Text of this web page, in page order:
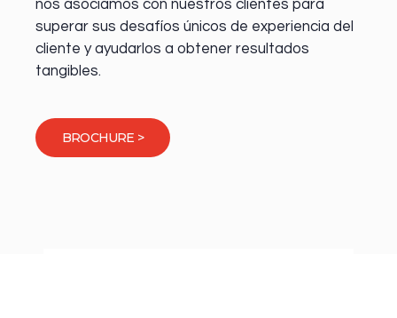
nos asociamos con nuestros clientes para
superar sus desafíos únicos de experiencia del
cliente y ayudarlos a obtener resultados
tangibles.
BROCHURE >